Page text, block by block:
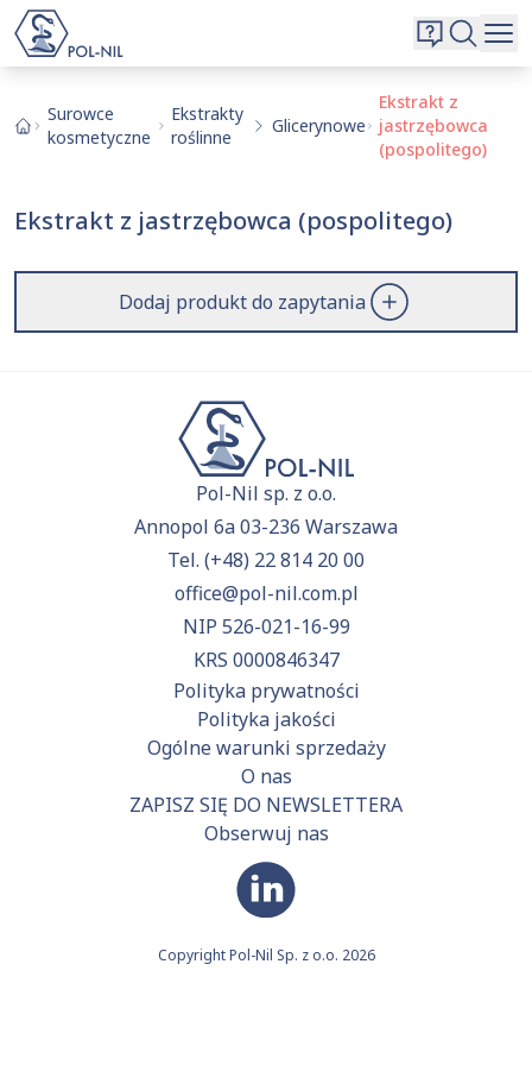
O nas
Surowce
kosmetyczne
Ekstrakty
roślinne
Glicerynowe
Ekstrakt z
jastrzębowca
(pospolitego)
Ekstrakt z jastrzębowca (pospolitego)
Dodaj produkt do zapytania
Pol-Nil sp. z o.o.
Annopol 6a 03-236 Warszawa
Tel. (+48) 22 814 20 00
office@pol-nil.com.pl
NIP 526-021-16-99
KRS 0000846347
Polityka prywatności
Polityka jakości
Ogólne warunki sprzedaży
O nas
ZAPISZ SIĘ DO NEWSLETTERA
Obserwuj nas
Copyright Pol-Nil Sp. z o.o. 2026
Wybrane surowce i substancje
Przejdź doofertyi dodaj surowce, o których chcesz
Wyszukiwarka